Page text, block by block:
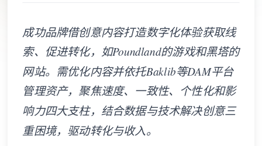
成功品牌借创意内容打造数字化体验获取线
索、促进转化，如Poundland的游戏和黑塔的
网站。需优化内容并依托Baklib等DAM平台
管理资产，聚焦速度、一致性、个性化和影
响力四大支柱，结合数据与技术解决创意三
重困境，驱动转化与收入。